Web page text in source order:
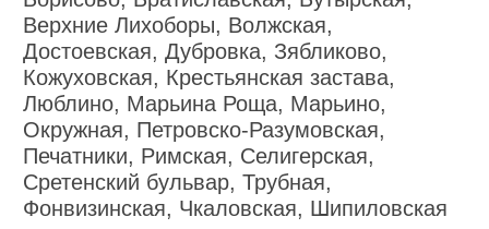
Верхние Лихоборы, Волжская,
Достоевская, Дубровка, Зябликово,
Кожуховская, Крестьянская застава,
Люблино, Марьина Роща, Марьино,
Окружная, Петровско-Разумовская,
Печатники, Римская, Селигерская,
Сретенский бульвар, Трубная,
Фонвизинская, Чкаловская, Шипиловская